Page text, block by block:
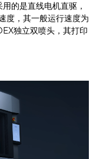
的是直线电机直驱，
，其一般运行速度为
独立双喷头，其打印